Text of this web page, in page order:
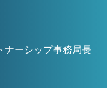
ナーシップ事務局長